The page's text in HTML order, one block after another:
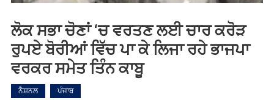
ਲੋਕ ਸਭਾ ਚੋਣਾਂ ‘ਚ ਵਰਤਣ ਲਈ ਚਾਰ ਕਰੋੜ
ਰੁਪਏ ਬੋਰੀਆਂ ਵਿੱਚ ਪਾ ਕੇ ਲਿਜਾ ਰਹੇ ਭਾਜਪਾ
ਵਰਕਰ ਸਮੇਤ ਤਿੰਨ ਕਾਬੂ
ਨੈਸ਼ਨਲ ਪੰਜਾਬ